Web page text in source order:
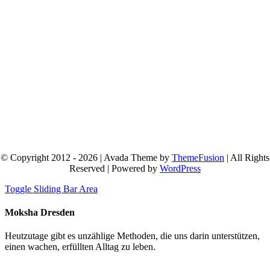
© Copyright 2012 - 2026 | Avada Theme by ThemeFusion | All Rights
Reserved | Powered by WordPress
Toggle Sliding Bar Area
Moksha Dresden
Heutzutage gibt es unzählige Methoden, die uns darin unterstützen,
einen wachen, erfüllten Alltag zu leben.